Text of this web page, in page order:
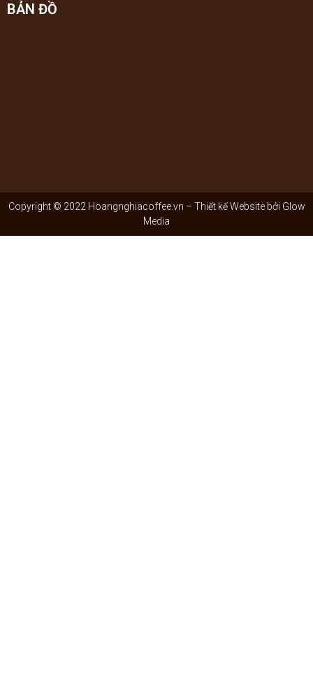
BẢN ĐỒ
Copyright © 2022 Hoangnghiacoffee.vn – Thiết kế Website bởi Glow
Media